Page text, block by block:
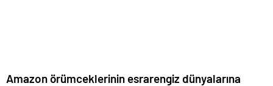
Amazon örümceklerinin esrarengiz dünyalarına